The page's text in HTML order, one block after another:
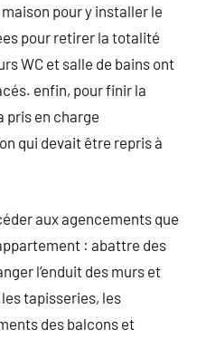
pour y installer le
pour retirer la totalité
WC et salle de bains ont
enfin, pour finir la
pris en charge
qui devait être repris à
aux agencements que
: abattre des
l’enduit des murs et
tapisseries, les
des balcons et